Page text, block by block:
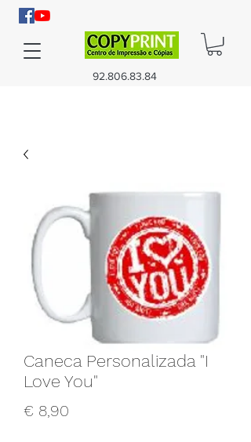
92.806.83.84
Caneca Personalizada "I
Love You"
€ 8,90